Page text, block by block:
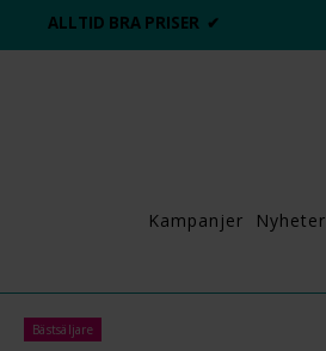
ALLTID BRA PRISER ✔
Kampanjer Nyheter
Bästsäljare